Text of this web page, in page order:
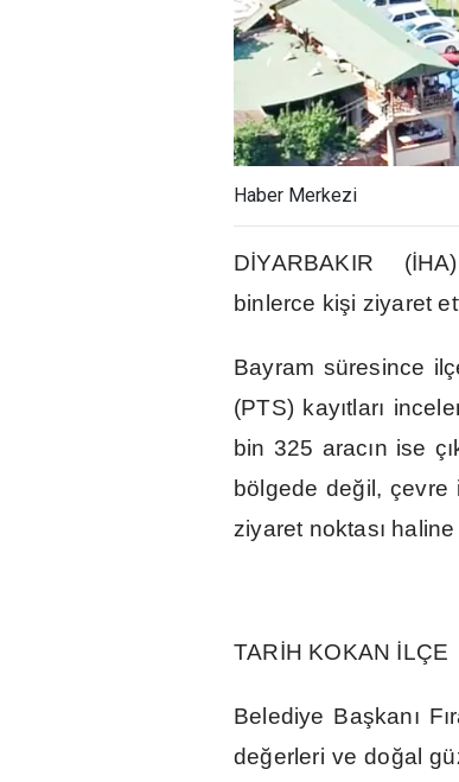
Haber Merkezi
DİYARBAKIR (İ
binlerce kişi ziyaret
Bayram süresince
(PTS) kayıtları
bin 325 aracın ise çı
bölgede değil, çevre
ziyaret noktası
TARİH KOKAN İLÇE
Belediye Başkanı Fı
değerleri ve doğal